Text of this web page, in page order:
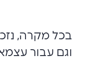
בכל מקרה,
וגם עבור